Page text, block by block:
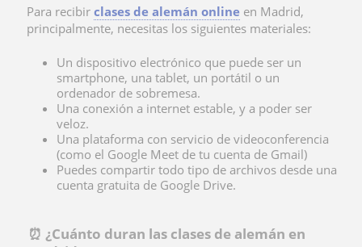
Para recibir clases de alemán online en Madrid,
principalmente, necesitas los siguientes materiales:
Un dispositivo electrónico que puede ser un
smartphone, una tablet, un portátil o un
ordenador de sobremesa.
Una conexión a internet estable, y a poder ser
veloz.
Una plataforma con servicio de videoconferencia
(como el Google Meet de tu cuenta de Gmail)
Puedes compartir todo tipo de archivos desde una
cuenta gratuita de Google Drive.
⏰ ¿Cuánto duran las clases de alemán en